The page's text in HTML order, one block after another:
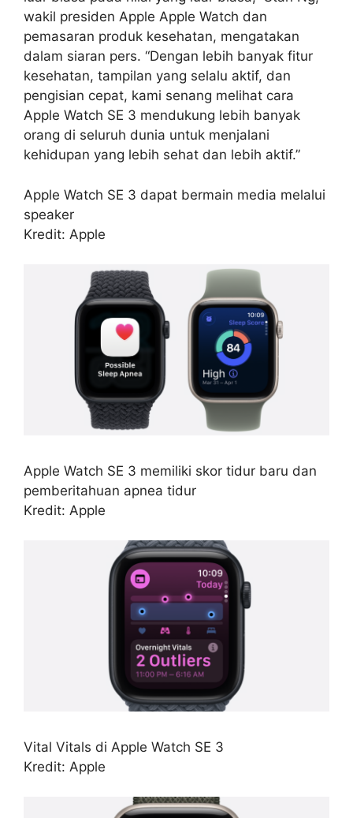
wakil presiden Apple Apple Watch dan
pemasaran produk kesehatan, mengatakan
dalam siaran pers. “Dengan lebih banyak fitur
kesehatan, tampilan yang selalu aktif, dan
pengisian cepat, kami senang melihat cara
Apple Watch SE 3 mendukung lebih banyak
orang di seluruh dunia untuk menjalani
kehidupan yang lebih sehat dan lebih aktif.”
Apple Watch SE 3 dapat bermain media melalui
speaker
Kredit: Apple
Apple Watch SE 3 memiliki skor tidur baru dan
pemberitahuan apnea tidur
Kredit: Apple
Vital Vitals di Apple Watch SE 3
Kredit: Apple